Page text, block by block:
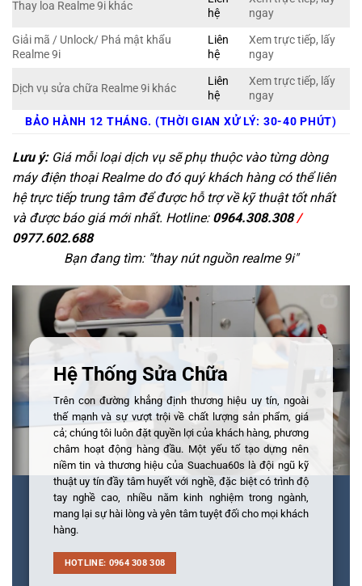
Thay loa Realme 9i khác
hệ
ngay
Giải mã / Unlock/ Phá mật khẩu
Realme 9i
Liên
hệ
Xem trực tiếp, lấy
ngay
Dịch vụ sửa chữa Realme 9i khác
Liên
hệ
Xem trực tiếp, lấy
ngay
BẢO HÀNH 12 THÁNG. (THỜI GIAN XỬ LÝ: 30-40 PHÚT)
Lưu ý:Giá mỗi loại dịch vụ sẽ phụ thuộc vào từng dòng
máy điện thoại Realme do đó quý khách hàng có thể liên
hệ trực tiếp trung tâm để được hỗ trợ về kỹ thuật tốt nhất
và được báo giá mới nhất. Hotline: 0964.308.308/
0977.602.688
Bạn đang tìm: "thay nút nguồn realme 9i"
Hệ Thống Sửa Chữa
Trên con đường khẳng định thương hiệu uy tín, ngoài
thế mạnh và sự vượt trội về chất lượng sản phẩm, giá
cả; chúng tôi luôn đặt quyền lợi của khách hàng, phương
châm hoạt động hàng đầu. Một yếu tố tạo dựng nên
niềm tin và thương hiệu của Suachua60s là đội ngũ kỹ
thuật uy tín đầy tâm huyết với nghề, đặc biệt có trình độ
tay nghề cao, nhiều năm kinh nghiệm trong ngành,
mang lại sự hài lòng và yên tâm tuyệt đối cho mọi khách
hàng.
HOTLINE: 0964 308 308